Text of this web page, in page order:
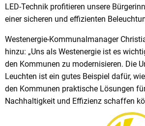
LED-Technik profitieren unsere
einer sicheren und effizienten
Westenergie-Kommunalmanager
hinzu: „Uns als Westenergie ist es
den Kommunen zu modernisieren. Die
Leuchten ist ein gutes Beispiel dafür,
den Kommunen praktische Lösungen
Nachhaltigkeit und Effizienz schaffen